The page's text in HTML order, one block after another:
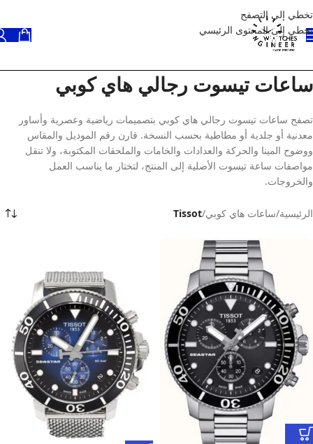
تخطي إلى التصفح
تخطي إلى المحتوى الرئيسي
ساعات تيسوت رجالي هاي كوبي
تصفح ساعات تيسوت رجالي هاي كوبي بتصميمات رياضية وعصرية وأساور
معدنية أو جلدية أو مطاطية بحسب النسخة. قارن رقم الموديل والمقاس
ووضوح المينا والحركة والعدادات والخامات والملحقات المكتوبة، ولا تنقل
مواصفات ساعة تيسوت الأصلية إلى المنتج، لتختار ما يناسب العمل
والخروجات.
الرئيسية/ساعات هاي كوبي/
Tissot